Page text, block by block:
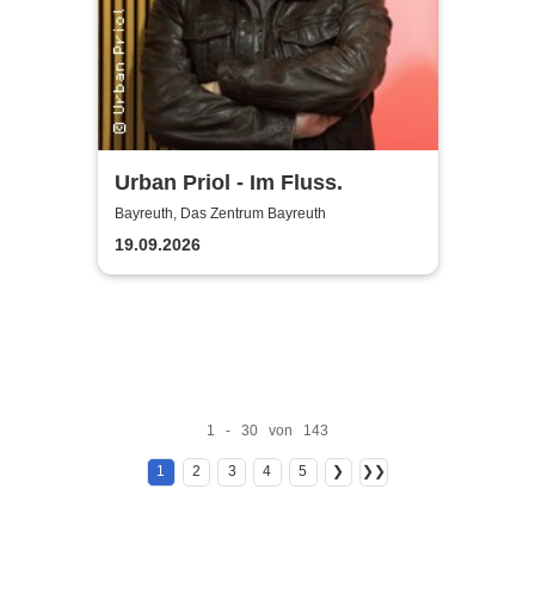
Urban Priol - Im Fluss.
Bayreuth, Das Zentrum Bayreuth
19.09.2026
1 - 30 von 143
1 2 3 4 5 ❯ ❯❯